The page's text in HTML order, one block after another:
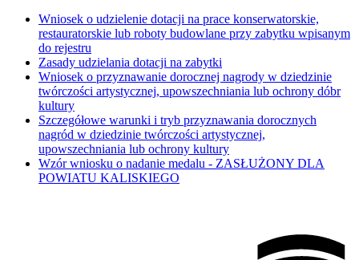
Wniosek o udzielenie dotacji na prace konserwatorskie,
restauratorskie lub roboty budowlane przy zabytku wpisanym
do rejestru
Zasady udzielania dotacji na zabytki
Wniosek o przyznawanie dorocznej nagrody w dziedzinie
twórczości artystycznej, upowszechniania lub ochrony dóbr
kultury
Szczegółowe warunki i tryb przyznawania dorocznych
nagród w dziedzinie twórczości artystycznej,
upowszechniania lub ochrony kultury
Wzór wniosku o nadanie medalu - ZASŁUŻONY DLA
POWIATU KALISKIEGO